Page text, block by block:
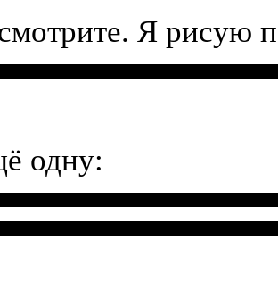
Я рисую
одну: